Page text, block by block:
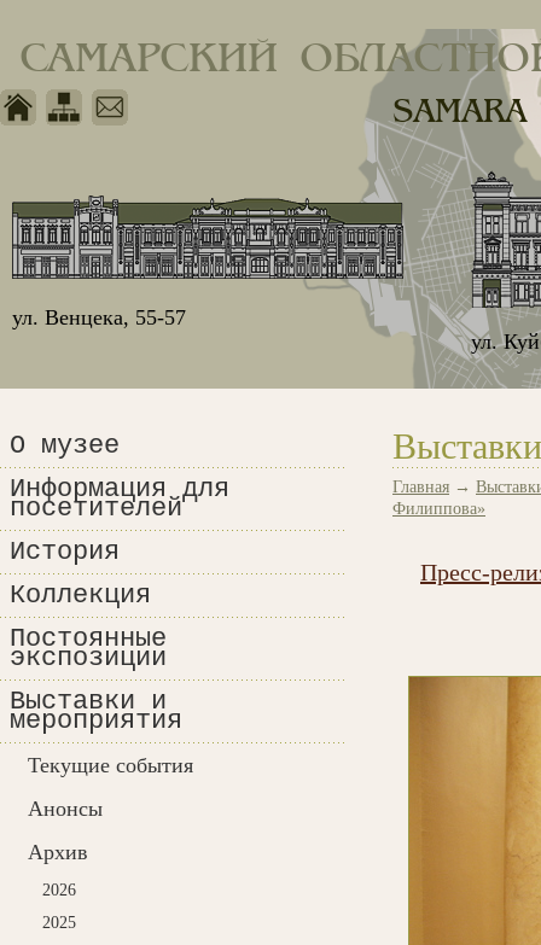
САМАРСКИЙ
ул.
ул. Венцека, 55-57
О музее
Информация для
посетителей
История
Коллекция
Постоянные
экспозиции
Выставки и
мероприятия
Текущие события
Анонсы
Архив
2026
2025
Главная →
Филиппова»
Пресс-